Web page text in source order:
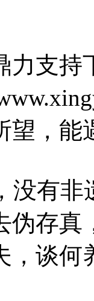
支持
望，
有非
伪存真
，谈何